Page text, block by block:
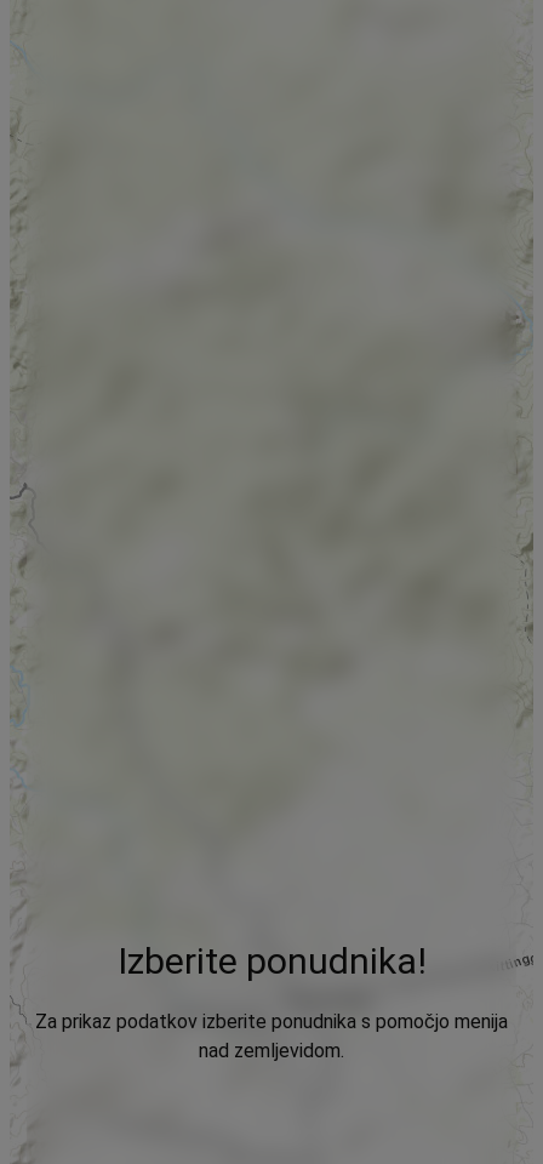
Izberite ponudnika!
Za prikaz podatkov izberite ponudnika s pomočjo menija
nad zemljevidom.